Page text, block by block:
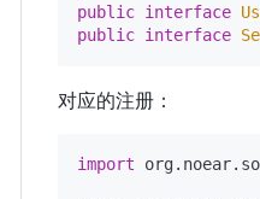
public interface
public interface
对应的注册：
import